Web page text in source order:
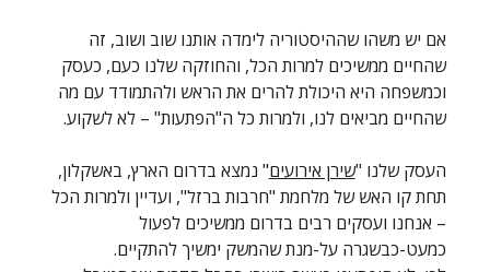
אם יש משהו שההיסטוריה לימדה אותנו שוב ושוב, זה
שהחיים ממשיכים למרות הכל, והחוזקה שלנו כעם, כעסק
וכמשפחה היא היכולת להרים את הראש ולהתמודד עם מה
שהחיים מביאים לנו, ולמרות כל ה"הפתעות" – לא לשקוע.
העסק שלנו "שירן אירועים" נמצא בדרום הארץ, באשקלון,
תחת קו האש של מלחמת "חרבות ברזל", ועדיין ולמרות הכל
– אנחנו ועסקים רבים בדרום ממשיכים לפעול
כמעט-כבשגרה על-מנת שהמשק ימשיך להתקיים.